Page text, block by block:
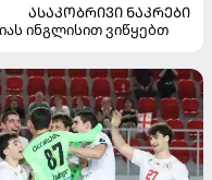
ᲐᲡᲐᲙᲝᲑᲠᲘᲕᲘ ᲜᲐᲙᲠᲔᲑᲘ
ინგლისით ვიწყებთ